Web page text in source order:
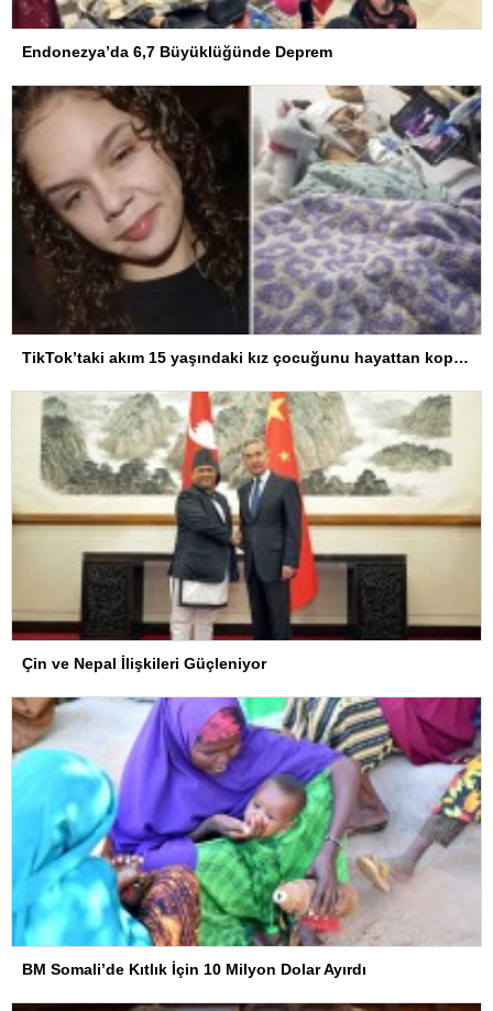
Endonezya’da 6,7 Büyüklüğünde Deprem
TikTok’taki akım 15 yaşındaki kız çocuğunu hayattan kopardı
Çin ve Nepal İlişkileri Güçleniyor
BM Somali’de Kıtlık İçin 10 Milyon Dolar Ayırdı